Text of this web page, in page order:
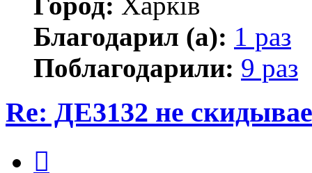
Благодарил (а): 1 раз
Поблагодарили: 9 раз
Re: ДЕ3132 не